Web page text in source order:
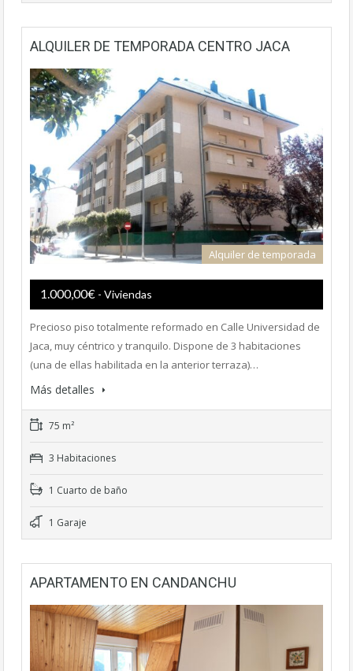
ALQUILER DE TEMPORADA CENTRO JACA
Alquiler de temporada
1.000,00€ - Viviendas
Precioso piso totalmente reformado en Calle Universidad de
Jaca, muy céntrico y tranquilo. Dispone de 3 habitaciones
(una de ellas habilitada en la anterior terraza)…
Más detalles
75 m²
3 Habitaciones
1 Cuarto de baño
1 Garaje
APARTAMENTO EN CANDANCHU